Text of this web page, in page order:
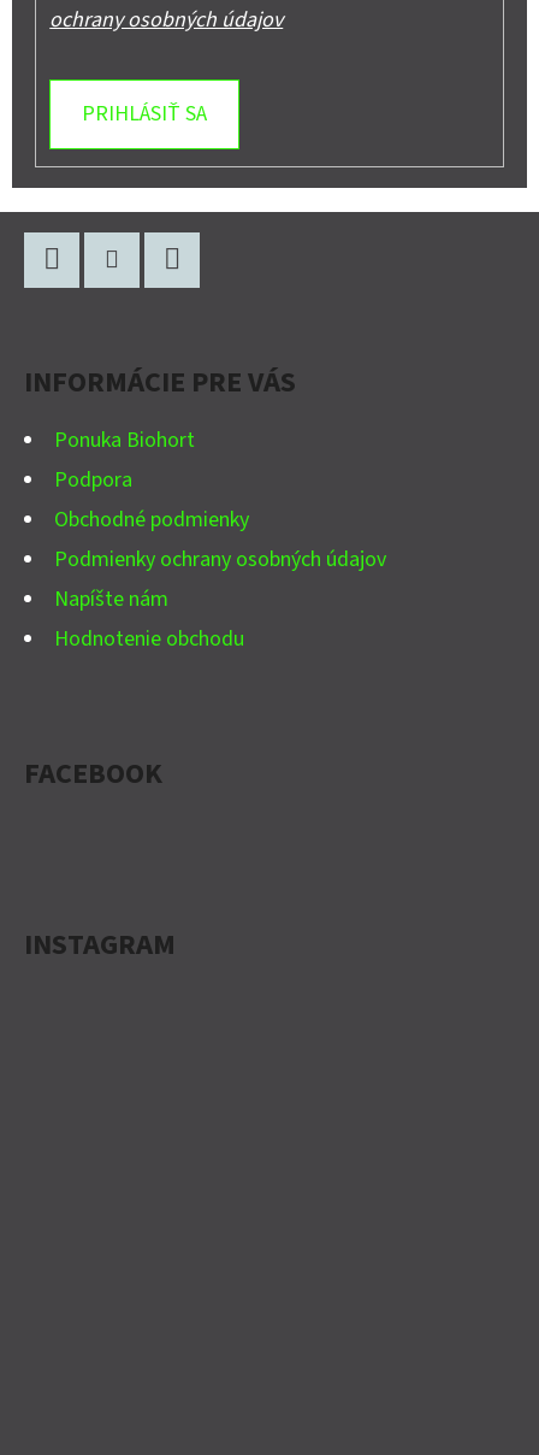
ochrany osobných údajov
PRIHLÁSIŤ SA
INFORMÁCIE PRE VÁS
Ponuka Biohort
Podpora
Obchodné podmienky
Podmienky ochrany osobných údajov
Napíšte nám
Hodnotenie obchodu
FACEBOOK
INSTAGRAM